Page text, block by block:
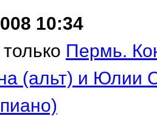
10:34
Пермь.
(альт) и Юлии